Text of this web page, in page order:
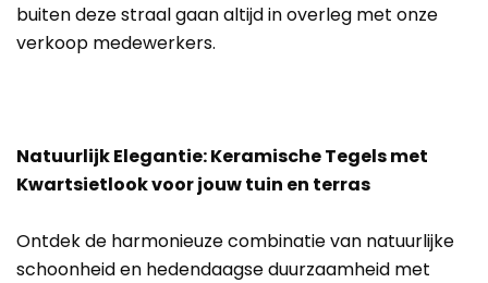
buiten deze straal gaan altijd in overleg met onze
verkoop medewerkers.
Natuurlijk Elegantie: Keramische Tegels met
Kwartsietlook voor jouw tuin en terras
Ontdek de harmonieuze combinatie van natuurlijke
schoonheid en hedendaagse duurzaamheid met